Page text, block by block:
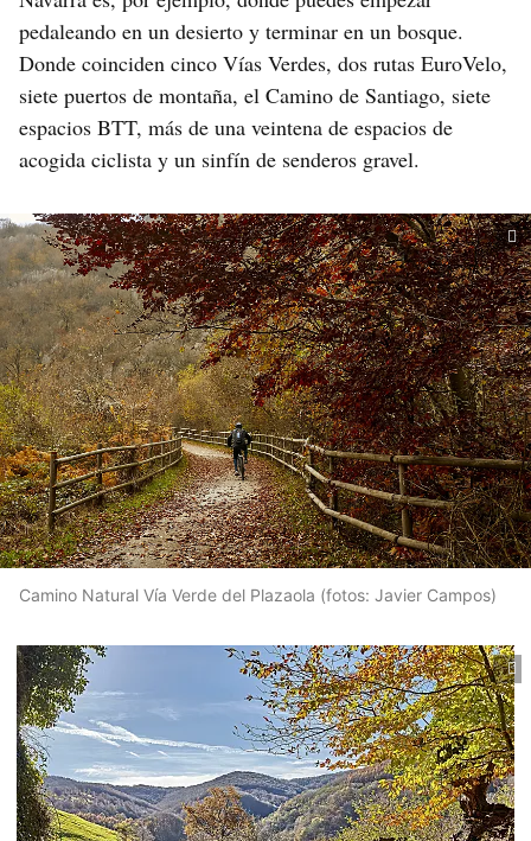
pedaleando en un desierto y terminar en un bosque.
Donde coinciden cinco Vías Verdes, dos rutas EuroVelo,
siete puertos de montaña, el Camino de Santiago, siete
espacios BTT, más de una veintena de espacios de
acogida ciclista y un sinfín de senderos gravel.
Camino Natural Vía Verde del Plazaola (fotos: Javier Campos)